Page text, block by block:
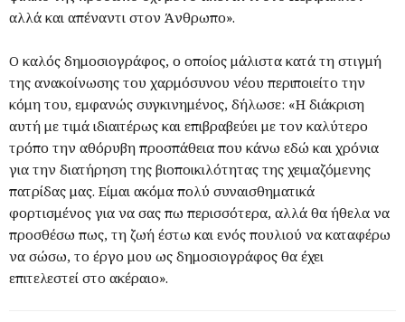
αλλά και απέναντι στον Άνθρωπο».
Ο καλός δημοσιογράφος, ο οποίος μάλιστα κατά τη στιγμή
της ανακοίνωσης του χαρμόσυνου νέου περιποιείτο την
κόμη του, εμφανώς συγκινημένος, δήλωσε: «Η διάκριση
αυτή με τιμά ιδιαιτέρως και επιβραβεύει με τον καλύτερο
τρόπο την αθόρυβη προσπάθεια που κάνω εδώ και χρόνια
για την διατήρηση της βιοποικιλότητας της χειμαζόμενης
πατρίδας μας. Είμαι ακόμα πολύ συναισθηματικά
φορτισμένος για να σας πω περισσότερα, αλλά θα ήθελα να
προσθέσω πως, τη ζωή έστω και ενός πουλιού να καταφέρω
να σώσω, το έργο μου ως δημοσιογράφος θα έχει
επιτελεστεί στο ακέραιο».